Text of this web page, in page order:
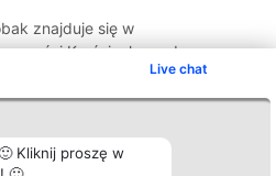
Live chat
Kliknij proszę w
znajduje się w
Krościenko nad
spokojne i zaciszne
dominuje piękna
głównie z